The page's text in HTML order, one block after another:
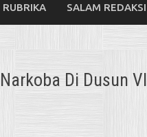
RUBRIKA SALAM REDAKSI
Di Dusun VI